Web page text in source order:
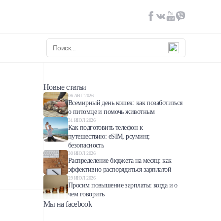
Новые статьи
06 АВГ 2026
Всемирный день кошек: как позаботиться
о питомце и помочь животным
31 ИЮЛ 2026
Как подготовить телефон к
путешествию: eSIM, роуминг,
безопасность
30 ИЮЛ 2026
Распределение бюджета на месяц: как
эффективно распорядиться зарплатой
29 ИЮЛ 2026
Просим повышение зарплаты: когда и о
чем говорить
Мы на facebook